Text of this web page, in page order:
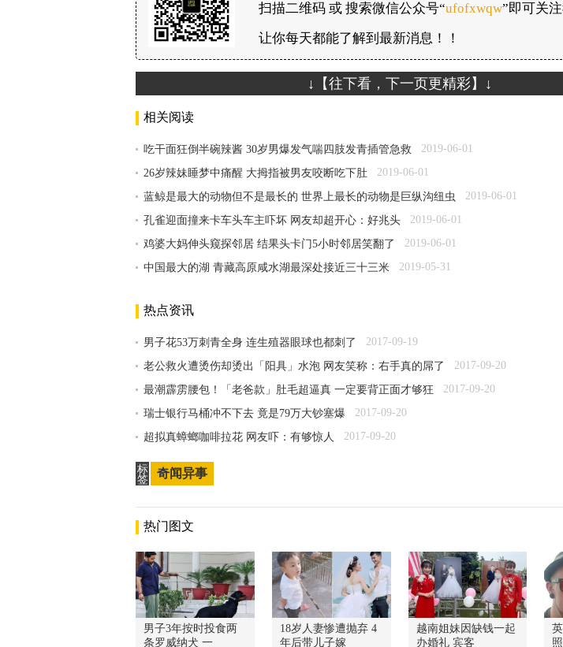
扫描二维码 或 搜索微信公众号“ufofxwqw”即可关注
让你每天都能了解到最新消息！！
↓【往下看，下一页更精彩】↓
相关阅读
吃干面狂倒半碗辣酱 30岁男爆发气喘四肢发青插管急救 2019-06-01
26岁辣妹睡梦中痛醒 大拇指被男友咬断吃下肚 2019-06-01
蓝鲸是最大的动物但不是最长的 世界上最长的动物是巨纵沟纽虫 2019-06-01
孔雀迎面撞来卡车头车主吓坏 网友却超开心：好兆头 2019-06-01
鸡婆大妈伸头窥探邻居 结果头卡门5小时邻居笑翻了 2019-06-01
中国最大的湖 青藏高原咸水湖最深处接近三十三米 2019-05-31
热点资讯
男子花53万刺青全身 连生殖器眼球也都刺了 2017-09-19
老公救火遭烫伤却烫出「阳具」水泡 网友笑称：右手真的屌了 2017-09-20
最潮霹雳腰包！「老爸款」肚毛超逼真 一定要背正面才够狂 2017-09-20
瑞士银行马桶冲不下去 竟是79万大钞塞爆 2017-09-20
超拟真蟑螂咖啡拉花 网友吓：有够惊人 2017-09-20
标
签
奇闻异事
热门图文
男子3年按时投食两
条罗威纳犬 一
18岁人妻惨遭抛弃 4
年后带儿子嫁
越南姐妹因缺钱一起
办婚礼 宾客